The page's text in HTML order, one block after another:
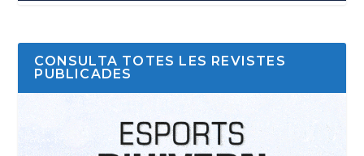
CONSULTA TOTES LES REVISTES
PUBLICADES